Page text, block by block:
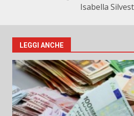
Isabella
LEGGI ANCHE